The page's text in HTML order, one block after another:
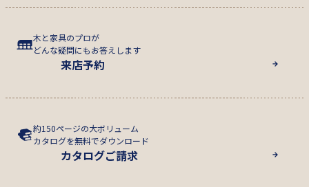
木と家具のプロが
どんな疑問にもお答えします
来店予約
約150ページの大ボリューム
カタログを無料でダウンロード
カタログご請求